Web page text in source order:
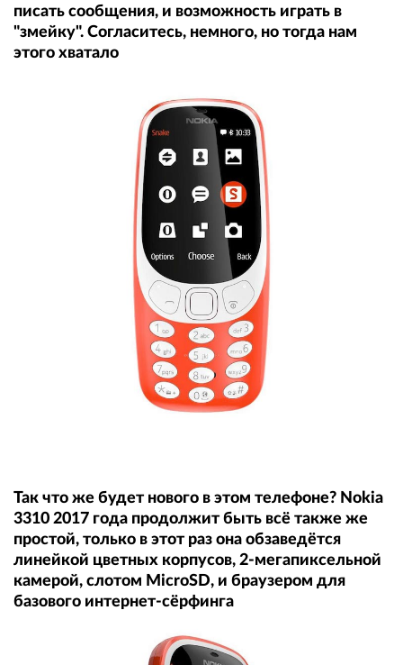
писать сообщения, и возможность играть в
"змейку". Согласитесь, немного, но тогда нам
этого хватало
Так что же будет нового в этом телефоне? Nokia
3310 2017 года продолжит быть всё также же
простой, только в этот раз она обзаведётся
линейкой цветных корпусов, 2-мегапиксельной
камерой, слотом MicroSD, и браузером для
базового интернет-сёрфинга